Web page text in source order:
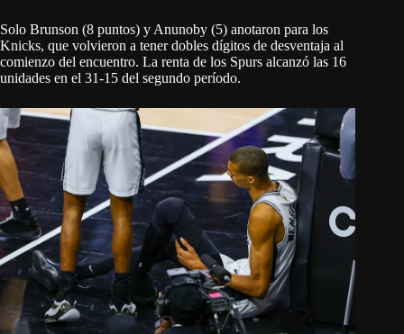
Solo Brunson (8 puntos) y Anunoby (5) anotaron para los
Knicks, que volvieron a tener dobles dígitos de desventaja al
comienzo del encuentro. La renta de los Spurs alcanzó las 16
unidades en el 31-15 del segundo período.